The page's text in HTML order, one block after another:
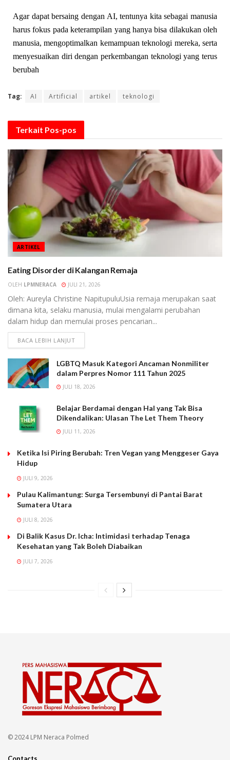
Agar dapat bersaing dengan AI, tentunya kita sebagai manusia
harus fokus pada keterampilan yang hanya bisa dilakukan oleh
manusia, mengoptimalkan kemampuan teknologi mereka, serta
menyesuaikan diri dengan perkembangan teknologi yang terus
berubah
Tag: AI Artificial artikel teknologi
Terkait Pos-pos
ARTIKEL
Eating Disorder di Kalangan Remaja
OLEH LPMNERACA JULI 21, 2026
Oleh: Aureyla Christine NapitupuluUsia remaja merupakan saat
dimana kita, selaku manusia, mulai mengalami perubahan
dalam hidup dan memulai proses pencarian...
BACA LEBIH LANJUT
LGBTQ Masuk Kategori Ancaman Nonmiliter
dalam Perpres Nomor 111 Tahun 2025
JULI 18, 2026
Belajar Berdamai dengan Hal yang Tak Bisa
Dikendalikan: Ulasan The Let Them Theory
JULI 11, 2026
Ketika Isi Piring Berubah: Tren Vegan yang Menggeser Gaya
Hidup
JULI 9, 2026
Pulau Kalimantung: Surga Tersembunyi di Pantai Barat
Sumatera Utara
JULI 8, 2026
Di Balik Kasus Dr. Icha: Intimidasi terhadap Tenaga
Kesehatan yang Tak Boleh Diabaikan
JULI 7, 2026
© 2024 LPM Neraca Polmed